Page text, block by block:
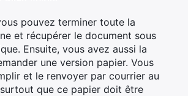
pouvez terminer toute la
et récupérer le document sous
Ensuite, vous avez aussi la
une version papier. Vous
et le renvoyer par courrier au
que ce papier doit être